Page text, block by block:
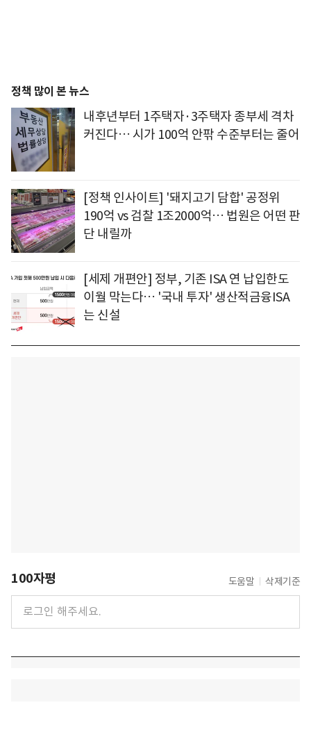
정책 많이 본 뉴스
내후년부터 1주택자·3주택자 종부세 격차
커진다… 시가 100억 안팎 수준부터는 줄어
[정책 인사이트] '돼지고기 담합' 공정위
190억 vs 검찰 1조2000억… 법원은 어떤 판
단 내릴까
[세제 개편안] 정부, 기존 ISA 연 납입한도
이월 막는다… '국내 투자' 생산적금융ISA
는 신설
100자평 도움말 삭제기준